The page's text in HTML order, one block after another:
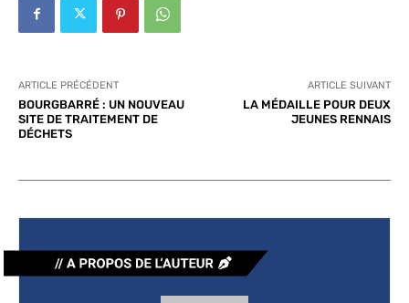
ARTICLE PRÉCÉDENT
BOURGBARRÉ : UN NOUVEAU
SITE DE TRAITEMENT DE
DÉCHETS
ARTICLE SUIVANT
LA MÉDAILLE POUR DEUX
JEUNES RENNAIS